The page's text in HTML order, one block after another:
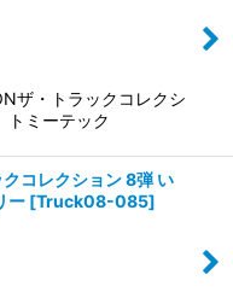
ザ・トラックコレクシ
ミーテック
コレクション 8弾 い
ー [Truck08-085]